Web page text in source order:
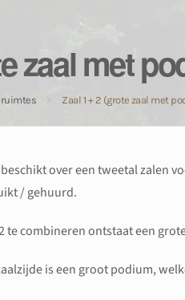
zaal met
ruimtes Zaal 1 + 2 (grote zaal met
over een tweetal zalen
/ gehuurd.
te combineren ontstaat een
is een groot podium,